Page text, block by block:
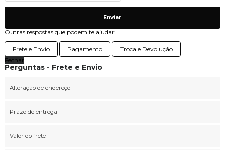
Enviar
Outras respostas que podem te ajudar
Frete e Envio Pagamento
Troca e Devolução
Fechar
Perguntas - Frete e Envio
Alteração de endereço
Prazo de entrega
Valor do frete